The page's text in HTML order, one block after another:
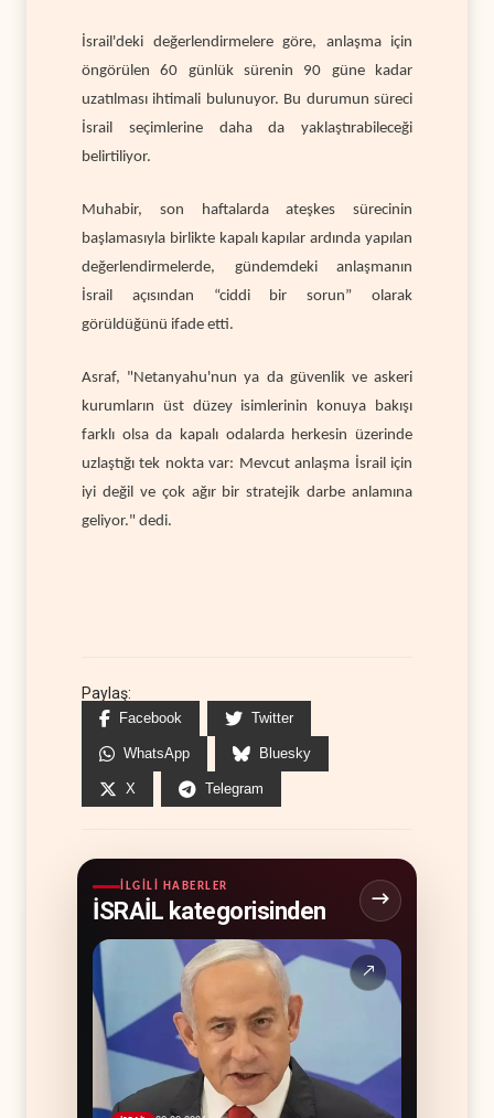
İsrail'deki değerlendirmelere göre, anlaşma için
öngörülen 60 günlük sürenin 90 güne kadar
uzatılması ihtimali bulunuyor. Bu durumun süreci
İsrail seçimlerine daha da yaklaştırabileceği
belirtiliyor.
Muhabir, son haftalarda ateşkes sürecinin
başlamasıyla birlikte kapalı kapılar ardında yapılan
değerlendirmelerde, gündemdeki anlaşmanın
İsrail açısından “ciddi bir sorun” olarak
görüldüğünü ifade etti.
Asraf, "Netanyahu'nun ya da güvenlik ve askeri
kurumların üst düzey isimlerinin konuya bakışı
farklı olsa da kapalı odalarda herkesin üzerinde
uzlaştığı tek nokta var: Mevcut anlaşma İsrail için
iyi değil ve çok ağır bir stratejik darbe anlamına
geliyor." dedi.
Paylaş:
Facebook Twitter
WhatsApp Bluesky
X Telegram
İLGILI HABERLER
İSRAİL kategorisinden
↗